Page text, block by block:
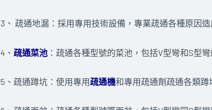
3、 疏通地漏：採用專用技術設備，專業疏通各種原因造
4、 疏通菜池 ：疏通各種型號的菜池，包括V型彎和S型
5、疏通蹲坑：使用專用疏通機和專用疏通劑疏通各類蹲